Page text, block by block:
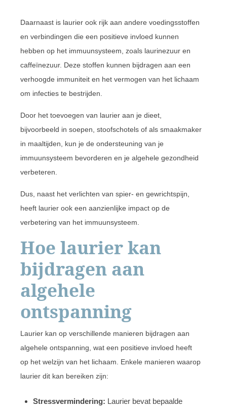
Daarnaast is laurier ook rijk aan andere voedingsstoffen
en verbindingen die een positieve invloed kunnen
hebben op het immuunsysteem, zoals laurinezuur en
caffeïnezuur. Deze stoffen kunnen bijdragen aan een
verhoogde immuniteit en het vermogen van het lichaam
om infecties te bestrijden.
Door het toevoegen van laurier aan je dieet,
bijvoorbeeld in soepen, stoofschotels of als smaakmaker
in maaltijden, kun je de ondersteuning van je
immuunsysteem bevorderen en je algehele gezondheid
verbeteren.
Dus, naast het verlichten van spier- en gewrichtspijn,
heeft laurier ook een aanzienlijke impact op de
verbetering van het immuunsysteem.
Hoe laurier kan
bijdragen aan
algehele
ontspanning
Laurier kan op verschillende manieren bijdragen aan
algehele ontspanning, wat een positieve invloed heeft
op het welzijn van het lichaam. Enkele manieren waarop
laurier dit kan bereiken zijn:
Stressvermindering: Laurier bevat bepaalde